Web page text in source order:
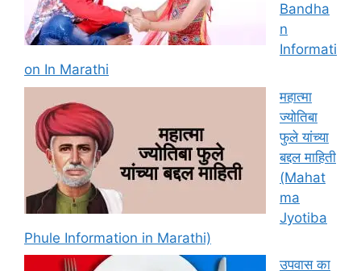
Bandha
n
Informati
on In Marathi
महात्मा
ज्योतिबा
फुले यांच्या
बद्दल माहिती
(Mahat
ma
Jyotiba
Phule Information in Marathi)
उपवास का